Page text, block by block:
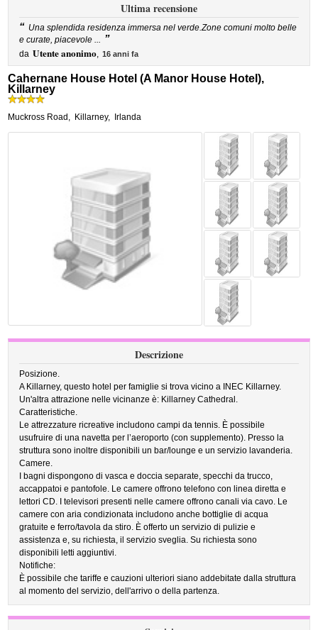
Ultima recensione
“ Una splendida residenza immersa nel verde.Zone comuni molto belle
e curate, piacevole ... ”
da Utente anonimo, 16 anni fa
Cahernane House Hotel (A Manor House Hotel),
Killarney
Muckross Road , Killarney, Irlanda
Descrizione
Posizione.
A Killarney, questo hotel per famiglie si trova vicino a INEC Killarney.
Un'altra attrazione nelle vicinanze è: Killarney Cathedral.
Caratteristiche.
Le attrezzature ricreative includono campi da tennis. È possibile
usufruire di una navetta per l’aeroporto (con supplemento). Presso la
struttura sono inoltre disponibili un bar/lounge e un servizio lavanderia.
Camere.
I bagni dispongono di vasca e doccia separate, specchi da trucco,
accappatoi e pantofole. Le camere offrono telefono con linea diretta e
lettori CD. I televisori presenti nelle camere offrono canali via cavo. Le
camere con aria condizionata includono anche bottiglie di acqua
gratuite e ferro/tavola da stiro. È offerto un servizio di pulizie e
assistenza e, su richiesta, il servizio sveglia. Su richiesta sono
disponibili letti aggiuntivi.
Notifiche:
È possibile che tariffe e cauzioni ulteriori siano addebitate dalla struttura
al momento del servizio, dell'arrivo o della partenza.